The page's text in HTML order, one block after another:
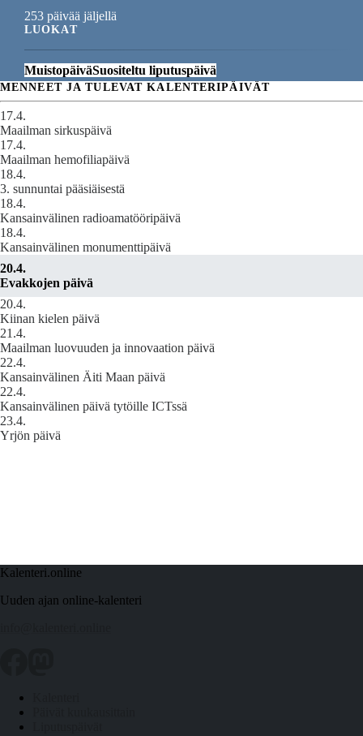
253 päivää jäljellä
LUOKAT
MuistopäiväSuositeltu liputuspäivä
MENNEET JA TULEVAT KALENTERIPÄIVÄT
17.4.
Maailman sirkuspäivä
17.4.
Maailman hemofiliapäivä
18.4.
3. sunnuntai pääsiäisestä
18.4.
Kansainvälinen radioamatööripäivä
18.4.
Kansainvälinen monumenttipäivä
20.4.
Evakkojen päivä
20.4.
Kiinan kielen päivä
21.4.
Maailman luovuuden ja innovaation päivä
22.4.
Kansainvälinen Äiti Maan päivä
22.4.
Kansainvälinen päivä tytöille ICTssä
23.4.
Yrjön päivä
Kalenteri.online
Uuden ajan online-kalenteri